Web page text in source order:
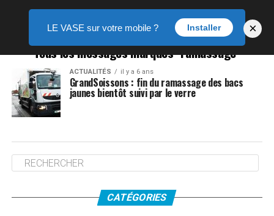
Tous les messages marqués "ramassage"
ACTUALITÉS il y a 6 ans
GrandSoissons : fin du ramassage des bacs
jaunes bientôt suivi par le verre
CATÉGORIES
LE VASE sur votre mobile ? Installer ×